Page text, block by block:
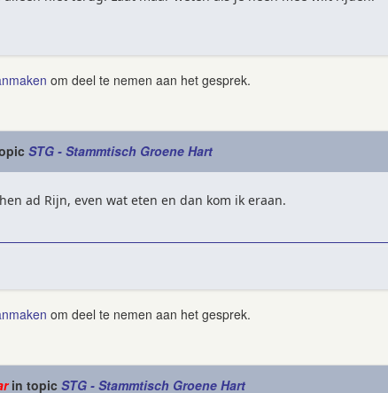
om deel te nemen aan het gesprek.
STG - Stammtisch Groene Hart
ad Rijn, even wat eten en dan kom ik eraan.
om deel te nemen aan het gesprek.
in topic STG - Stammtisch Groene Hart